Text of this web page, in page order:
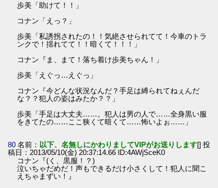
歩美「助けて！！」
コナン「えっ？」
歩美「私誘拐されたの！！気絶させられてて！今車のトラ
ンクで！揺れてて！！暗くて！！！」
コナン『ま、まて！落ち着け歩美ちゃん！」
歩美「えぐっ…えぐっ」
コナン『今どんな状況なんだ？手足は縛られてねぇんだ
な？？犯人の姿はみたか？？」
歩美「手足は大丈夫……。犯人は男の人で……全身黒い服
をきてたの……ここ狭くて暗くて……怖いよぉ……」
80 名前： 以下、名無しにかわりましてVIPがお送りします[] 投
稿日：2013/05/10(金) 20:37:14.66 ID:4AWjSceK0
コナン『(く、黒服！？)
泣いちゃだめだ！声もできるだけ小さくして！犯人に聞こ
えちゃまずい！』